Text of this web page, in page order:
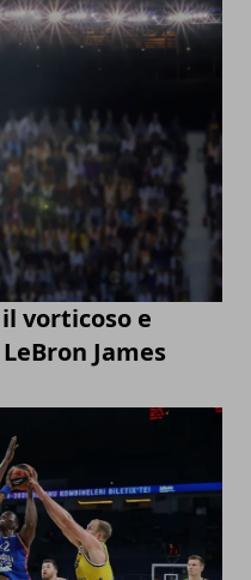
vorticoso e
James